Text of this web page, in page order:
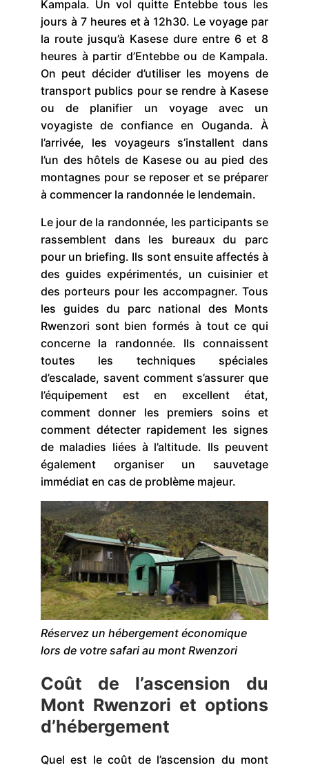
Kampala. Un vol quitte Entebbe tous les
jours à 7 heures et à 12h30. Le voyage par
la route jusqu’à Kasese dure entre 6 et 8
heures à partir d’Entebbe ou de Kampala.
On peut décider d’utiliser les moyens de
transport publics pour se rendre à Kasese
ou de planifier un voyage avec un
voyagiste de confiance en Ouganda. À
l’arrivée, les voyageurs s’installent dans
l’un des hôtels de Kasese ou au pied des
montagnes pour se reposer et se préparer
à commencer la randonnée le lendemain.
Le jour de la randonnée, les participants se
rassemblent dans les bureaux du parc
pour un briefing. Ils sont ensuite affectés à
des guides expérimentés, un cuisinier et
des porteurs pour les accompagner. Tous
les guides du parc national des Monts
Rwenzori sont bien formés à tout ce qui
concerne la randonnée. Ils connaissent
toutes les techniques spéciales
d’escalade, savent comment s’assurer que
l’équipement est en excellent état,
comment donner les premiers soins et
comment détecter rapidement les signes
de maladies liées à l’altitude. Ils peuvent
également organiser un sauvetage
immédiat en cas de problème majeur.
Réservez un hébergement économique
lors de votre safari au mont Rwenzori
Coût de l’ascension du
Mont Rwenzori et options
d’hébergement
Quel est le coût de l’ascension du mont